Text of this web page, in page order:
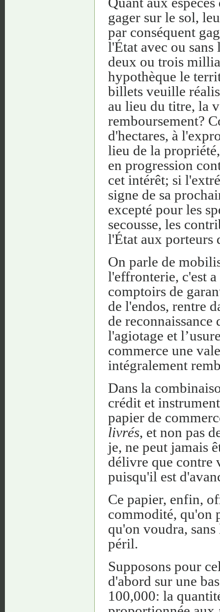
gager sur le sol,
par conséquent
l'État avec ou sans
deux ou trois
hypothèque le
billets veuille
au lieu du titre, la
remboursement?
d'hectares, à
lieu de la
en progression
cet intérêt; si
signe de sa
excepté pour les
secousse, les
l'État aux
On parle de
l'effronterie, c'est
comptoirs de
de l'endos, rentre
de
l'agiotage et
commerce une
intégralement
Dans la
crédit et
papier de
livrés, et non pas
je, ne peut jamais
délivre que contre
puisqu'il est
Ce papier, enfin,
commodité, qu'on
qu'on voudra,
péril.
Supposons pour
d'abord sur une
100,000: la